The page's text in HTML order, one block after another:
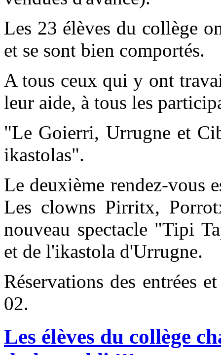
Les 23 élèves du collège
et se sont bien comportés.
A tous ceux qui y ont
leur aide, à tous les
"Le Goierri, Urrugne et
ikastolas".
Le deuxième rendez-vous
Les clowns Pirritx,
nouveau spectacle "Tipi
et de l'ikastola d'Urrugne.
Réservations des entrées
02.
Les élèves du collège